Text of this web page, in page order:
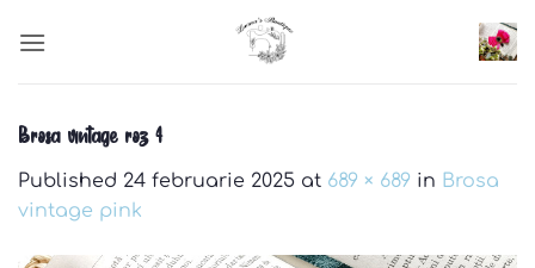
Brosa vintage roz 4
Published 24 februarie 2025 at 689 × 689 in Brosa
vintage pink